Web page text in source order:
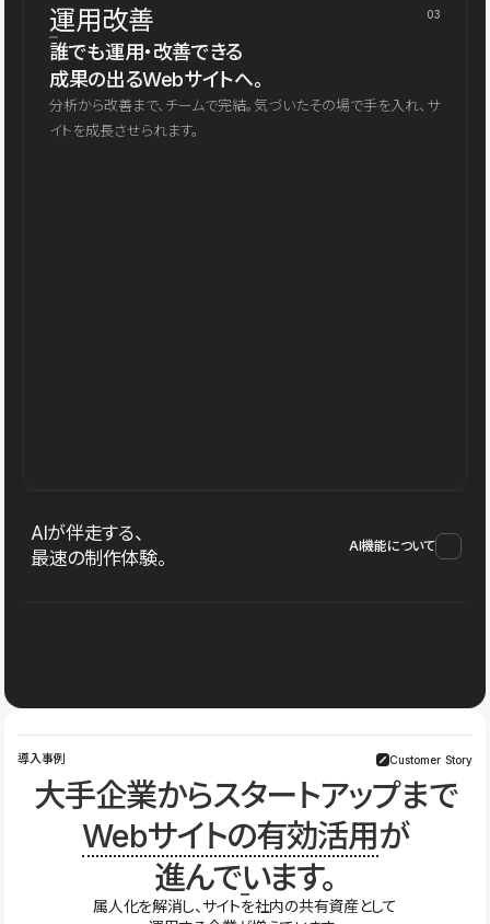
運用改善 03
誰でも運用・改善できる
成果の出るWebサイトへ。
分析から改善まで、チームで完結。気づいたその場で手を入れ、サ
イトを成長させられます。
AIが伴走する、
最速の制作体験。
AI機能について
導入事例 Customer Story
大手企業からスタートアップまで
Webサイトの有効活用が
進んでいます。
属人化を解消し、サイトを社内の共有資産として